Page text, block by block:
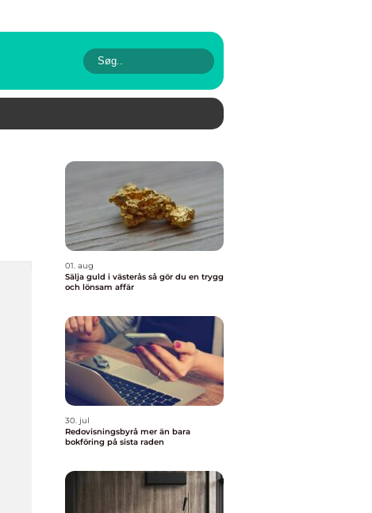
01. aug
Sälja guld i västerås så gör du en trygg
och lönsam affär
30. jul
Redovisningsbyrå mer än bara
bokföring på sista raden